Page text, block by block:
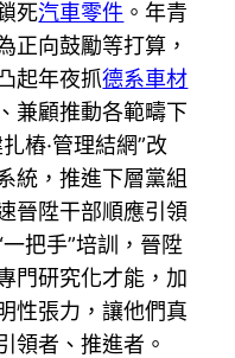
死汽車零件 。年青
正向鼓勵等打算，
起年夜抓德系車材
兼顧推動各範疇下
樁·管理結網”改
統，推進下層黨組
晉陞干部順應引領
把手”培訓，晉陞
門研究化才能，加
性張力，讓他們真
領者、推進者。